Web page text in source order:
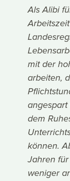
Als Alibi
mit der
arbeiten,
dem
können.
Jahren
weniger